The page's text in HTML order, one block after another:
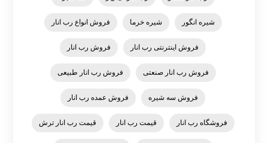
شیره انگور شیره خرما فروش انواع رب انار
فروش اینترنتی رب انار فروش رب انار
فروش رب انار صنعتی فروش رب انار طبیعی
فروش سه شیره فروش عمده رب انار
فروشگاه رب انار قیمت رب انار قیمت رب انار ترش